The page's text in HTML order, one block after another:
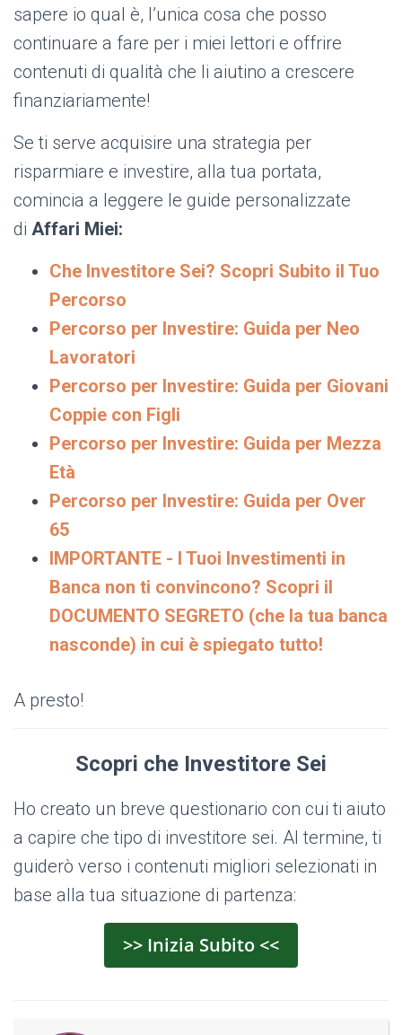
sapere io qual è, l’unica cosa che posso
continuare a fare per i miei lettori e offrire
contenuti di qualità che li aiutino a crescere
finanziariamente!
Se ti serve acquisire una strategia per
risparmiare e investire, alla tua portata,
comincia a leggere le guide personalizzate
di Affari Miei:
Che Investitore Sei? Scopri Subito il Tuo
Percorso
Percorso per Investire: Guida per Neo
Lavoratori
Percorso per Investire: Guida per Giovani
Coppie con Figli
Percorso per Investire: Guida per Mezza
Età
Percorso per Investire: Guida per Over
65
IMPORTANTE - I Tuoi Investimenti in
Banca non ti convincono? Scopri il
DOCUMENTO SEGRETO (che la tua banca
nasconde) in cui è spiegato tutto!
A presto!
Scopri che Investitore Sei
Ho creato un breve questionario con cui ti aiuto
a capire che tipo di investitore sei. Al termine, ti
guiderò verso i contenuti migliori selezionati in
base alla tua situazione di partenza:
>> Inizia Subito <<